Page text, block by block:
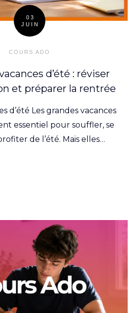
03
JUIN
COURS ADO
d’été : réviser
et préparer la rentrée
d’été Les grandes vacances
essentiel pour souffler, se
de l’été. Mais elles…